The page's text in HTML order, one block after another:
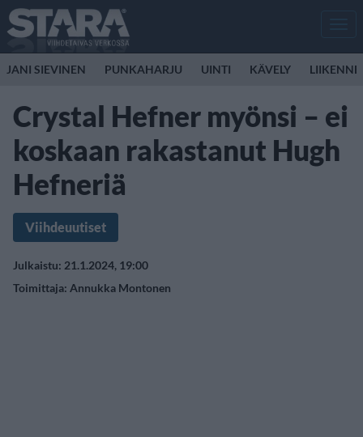
JANI SIEVINEN PUNKAHARJU UINTI KÄVELY LIIKENNE
Crystal Hefner myönsi – ei
koskaan rakastanut Hugh
Hefneriä
Viihdeuutiset
Julkaistu: 21.1.2024, 19:00
Toimittaja: Annukka Montonen